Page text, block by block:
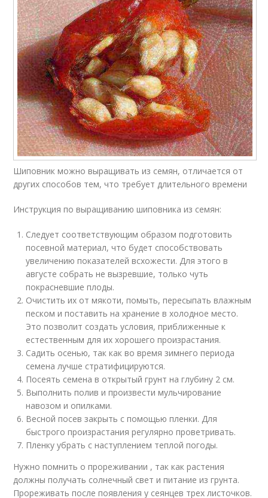
Шиповник можно выращивать из семян, отличается от
других способов тем, что требует длительного времени
Инструкция по выращиванию шиповника из семян:
Следует соответствующим образом подготовить
посевной материал, что будет способствовать
увеличению показателей всхожести. Для этого в
августе собрать не вызревшие, только чуть
покрасневшие плоды.
Очистить их от мякоти, помыть, пересыпать влажным
песком и поставить на хранение в холодное место.
Это позволит создать условия, приближенные к
естественным для их хорошего произрастания.
Садить осенью, так как во время зимнего периода
семена лучше стратифицируются.
Посеять семена в открытый грунт на глубину 2 см.
Выполнить полив и произвести мульчирование
навозом и опилками.
Весной посев закрыть с помощью пленки. Для
быстрого произрастания регулярно проветривать.
Пленку убрать с наступлением теплой погоды.
Нужно помнить о прореживании , так как растения
должны получать солнечный свет и питание из грунта.
Прореживать после появления у сеянцев трех листочков.